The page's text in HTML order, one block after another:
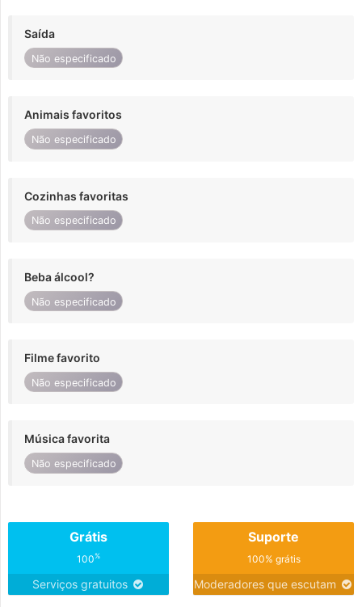
Saída
Não especificado
Animais favoritos
Não especificado
Cozinhas favoritas
Não especificado
Beba álcool?
Não especificado
Filme favorito
Não especificado
Música favorita
Não especificado
Grátis
100%
Serviços gratuitos
Suporte
100% grátis
Moderadores que escutam